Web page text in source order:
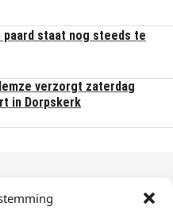
paard staat nog steeds te
verzorgt zaterdag
in Dorpskerk
in je e-mail?